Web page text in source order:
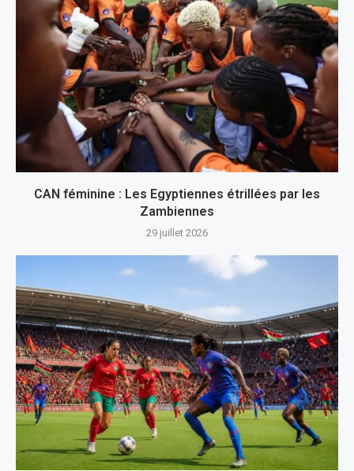
CAN féminine : Les Egyptiennes étrillées par les
Zambiennes
29 juillet 2026